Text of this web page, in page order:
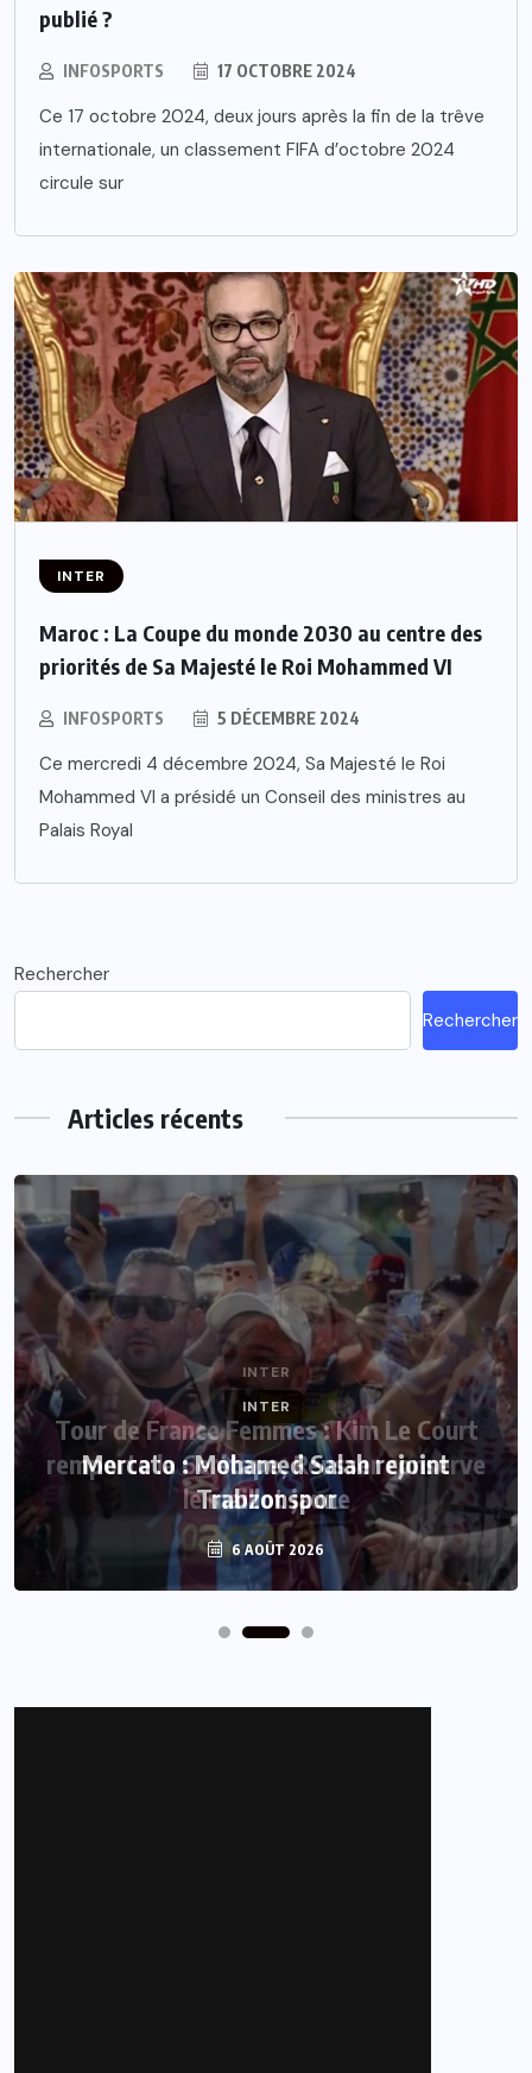
publié ?
INFOSPORTS 17 OCTOBRE 2024
Ce 17 octobre 2024, deux jours après la fin de la trêve
internationale, un classement FIFA d’octobre 2024
circule sur
INTER
Maroc : La Coupe du monde 2030 au centre des
priorités de Sa Majesté le Roi Mohammed VI
INFOSPORTS 5 DÉCEMBRE 2024
Ce mercredi 4 décembre 2024, Sa Majesté le Roi
Mohammed VI a présidé un Conseil des ministres au
Palais Royal
Rechercher
Rechercher
Articles récents
INTER
Mercato : Mohamed Salah rejoint
Trabzonspor
6 AOÛT 2026